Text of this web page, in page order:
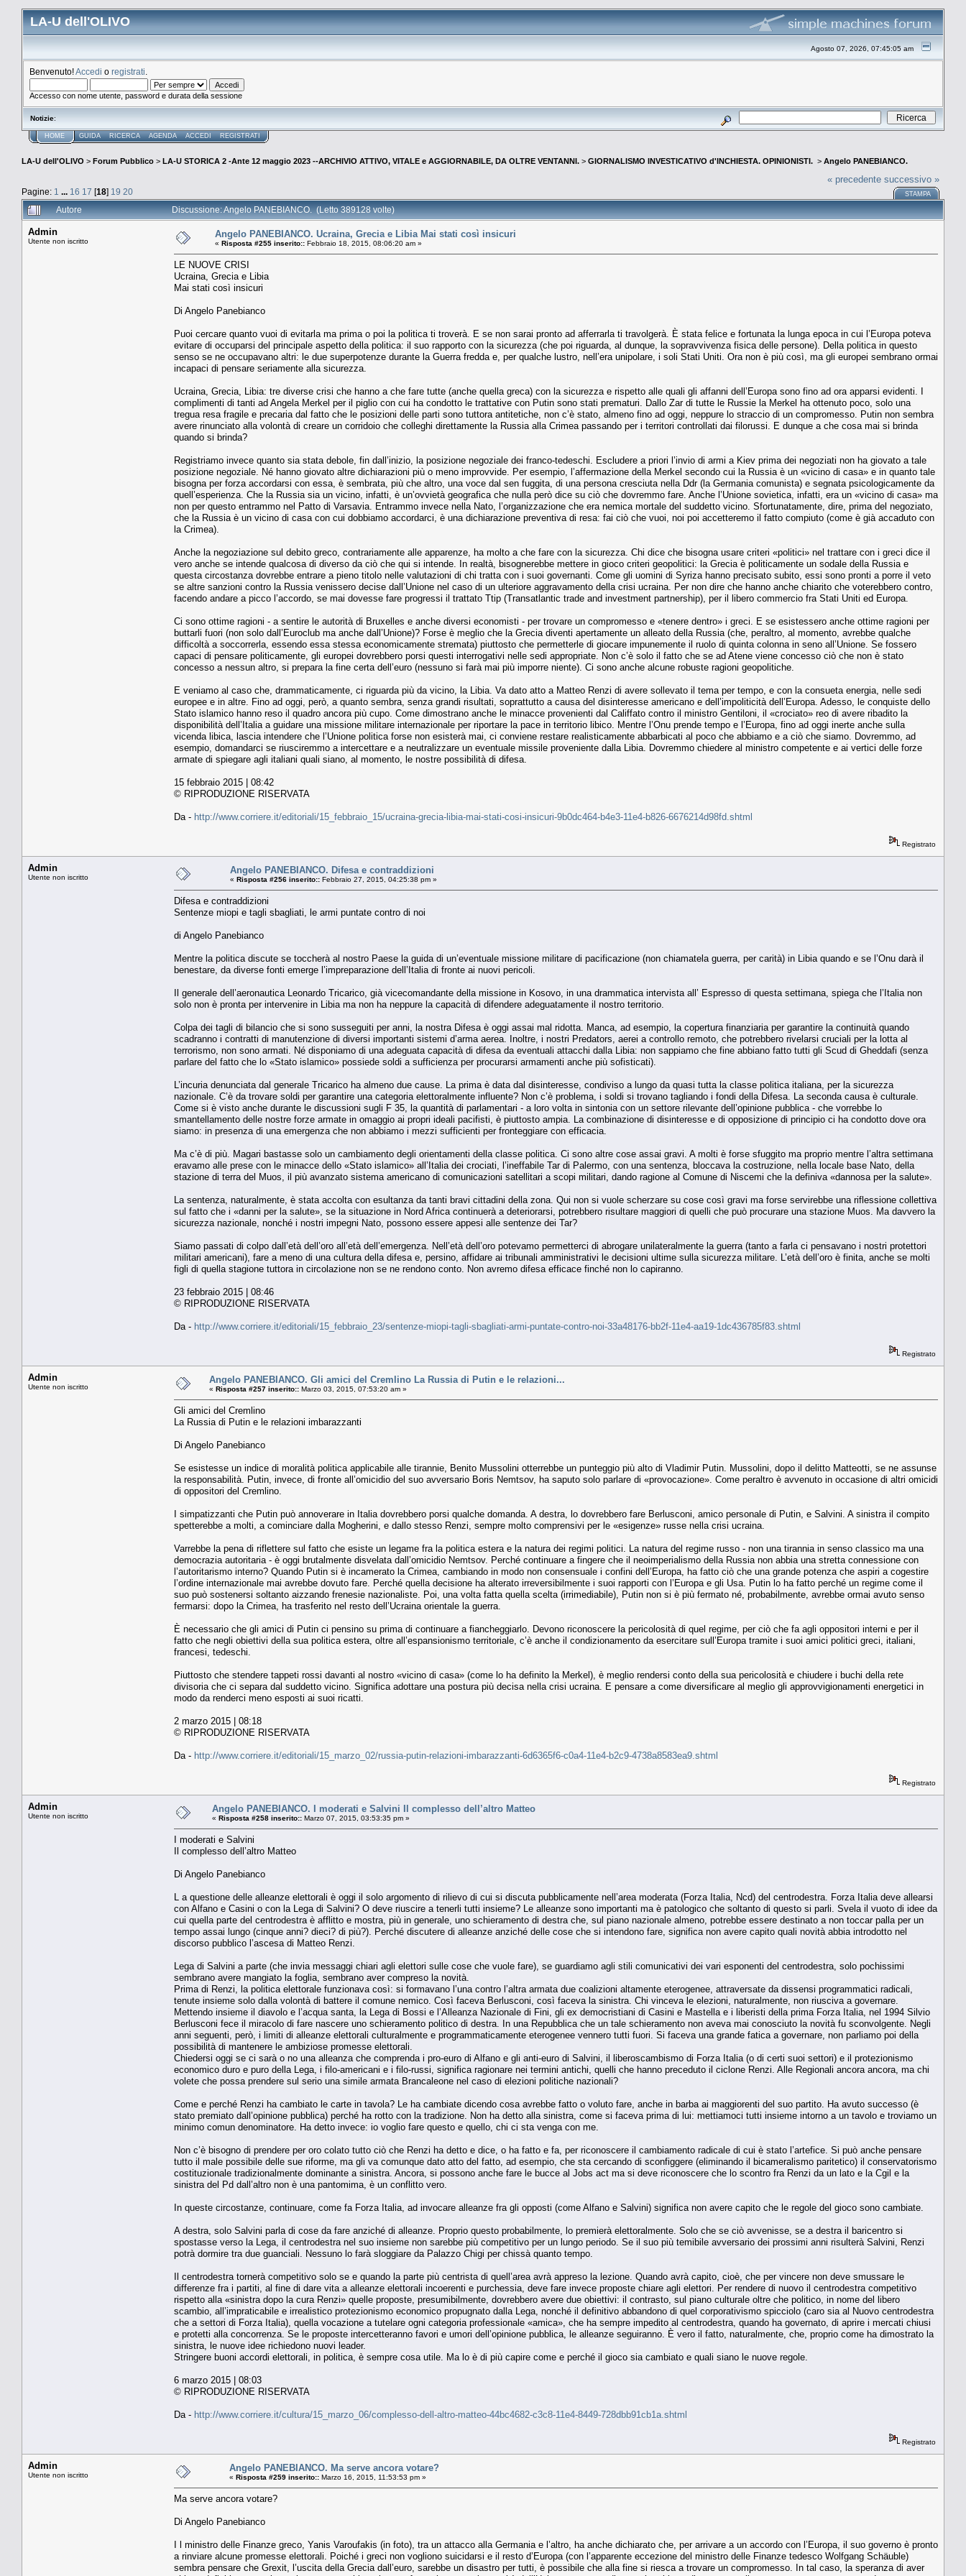
LA-U dell'OLIVO
Agosto 07, 2026, 07:45:05 am
Benvenuto!Accedi o registrati
Accesso con nome utente, password e durata della sessione
Notizie:
HOME GUIDA RICERCA AGENDA ACCEDI REGISTRATI
LA-U dell'OLIVO > Forum Pubblico > LA-U STORICA 2 -Ante 12 maggio 2023 --ARCHIVIO ATTIVO, VITALE e AGGIORNABILE, DA OLTRE VENTANNI. > GIORNALISMO INVESTICATIVO d'INCHIESTA. OPINIONISTI. > Angelo PANEBIANCO.
Pagine: 1 ... 16 17 [18] 19 20
« precedente successivo »
STAMPA
Autore Discussione: Angelo PANEBIANCO. (Letto 389128 volte)
Admin
Utente non iscritto
Angelo PANEBIANCO. Ucraina, Grecia e Libia Mai stati così insicuri
« Risposta #255 inserito:: Febbraio 18, 2015, 08:06:20 am »
LE NUOVE CRISI
Ucraina, Grecia e Libia
Mai stati così insicuri
Di Angelo Panebianco
Puoi cercare quanto vuoi di evitarla ma prima o poi la politica ti troverà. E se non sarai pronto ad afferrarla ti travolgerà. È stata felice e fortunata la lunga epoca in cui l’Europa poteva
evitare di occuparsi del principale aspetto della politica: il suo rapporto con la sicurezza (che poi riguarda, al dunque, la sopravvivenza fisica delle persone). Della politica in questo
senso se ne occupavano altri: le due superpotenze durante la Guerra fredda e, per qualche lustro, nell’era unipolare, i soli Stati Uniti. Ora non è più così, ma gli europei sembrano ormai
incapaci di pensare seriamente alla sicurezza.
Ucraina, Grecia, Libia: tre diverse crisi che hanno a che fare tutte (anche quella greca) con la sicurezza e rispetto alle quali gli affanni dell’Europa sono fino ad ora apparsi evidenti. I
complimenti di tanti ad Angela Merkel per il piglio con cui ha condotto le trattative con Putin sono stati prematuri. Dallo Zar di tutte le Russie la Merkel ha ottenuto poco, solo una
tregua resa fragile e precaria dal fatto che le posizioni delle parti sono tuttora antitetiche, non c’è stato, almeno fino ad oggi, neppure lo straccio di un compromesso. Putin non sembra
avere rinunciato alla volontà di creare un corridoio che colleghi direttamente la Russia alla Crimea passando per i territori controllati dai filorussi. E dunque a che cosa mai si brinda
quando si brinda?
Registriamo invece quanto sia stata debole, fin dall’inizio, la posizione negoziale dei franco-tedeschi. Escludere a priori l’invio di armi a Kiev prima dei negoziati non ha giovato a tale
posizione negoziale. Né hanno giovato altre dichiarazioni più o meno improvvide. Per esempio, l’affermazione della Merkel secondo cui la Russia è un «vicino di casa» e in quanto tale
bisogna per forza accordarsi con essa, è sembrata, più che altro, una voce dal sen fuggita, di una persona cresciuta nella Ddr (la Germania comunista) e segnata psicologicamente da
quell’esperienza. Che la Russia sia un vicino, infatti, è un’ovvietà geografica che nulla però dice su ciò che dovremmo fare. Anche l’Unione sovietica, infatti, era un «vicino di casa» ma
non per questo entrammo nel Patto di Varsavia. Entrammo invece nella Nato, l’organizzazione che era nemica mortale del suddetto vicino. Sfortunatamente, dire, prima del negoziato,
che la Russia è un vicino di casa con cui dobbiamo accordarci, è una dichiarazione preventiva di resa: fai ciò che vuoi, noi poi accetteremo il fatto compiuto (come è già accaduto con
la Crimea).
Anche la negoziazione sul debito greco, contrariamente alle apparenze, ha molto a che fare con la sicurezza. Chi dice che bisogna usare criteri «politici» nel trattare con i greci dice il
vero anche se intende qualcosa di diverso da ciò che qui si intende. In realtà, bisognerebbe mettere in gioco criteri geopolitici: la Grecia è politicamente un sodale della Russia e
questa circostanza dovrebbe entrare a pieno titolo nelle valutazioni di chi tratta con i suoi governanti. Come gli uomini di Syriza hanno precisato subito, essi sono pronti a porre il veto
se altre sanzioni contro la Russia venissero decise dall’Unione nel caso di un ulteriore aggravamento della crisi ucraina. Per non dire che hanno anche chiarito che voterebbero contro,
facendo andare a picco l’accordo, se mai dovesse fare progressi il trattato Ttip (Transatlantic trade and investment partnership), per il libero commercio fra Stati Uniti ed Europa.
Ci sono ottime ragioni - a sentire le autorità di Bruxelles e anche diversi economisti - per trovare un compromesso e «tenere dentro» i greci. E se esistessero anche ottime ragioni per
buttarli fuori (non solo dall’Euroclub ma anche dall’Unione)? Forse è meglio che la Grecia diventi apertamente un alleato della Russia (che, peraltro, al momento, avrebbe qualche
difficoltà a soccorrerla, essendo essa stessa economicamente stremata) piuttosto che permetterle di giocare impunemente il ruolo di quinta colonna in seno all’Unione. Se fossero
capaci di pensare politicamente, gli europei dovrebbero porsi questi interrogativi nelle sedi appropriate. Non c’è solo il fatto che se ad Atene viene concesso ciò che non è stato
concesso a nessun altro, si prepara la fine certa dell’euro (nessuno si farà mai più imporre niente). Ci sono anche alcune robuste ragioni geopolitiche.
E veniamo al caso che, drammaticamente, ci riguarda più da vicino, la Libia. Va dato atto a Matteo Renzi di avere sollevato il tema per tempo, e con la consueta energia, nelle sedi
europee e in altre. Fino ad oggi, però, a quanto sembra, senza grandi risultati, soprattutto a causa del disinteresse americano e dell’impoliticità dell’Europa. Adesso, le conquiste dello
Stato islamico hanno reso il quadro ancora più cupo. Come dimostrano anche le minacce provenienti dal Califfato contro il ministro Gentiloni, il «crociato» reo di avere ribadito la
disponibilità dell’Italia a guidare una missione militare internazionale per riportare la pace in territorio libico. Mentre l’Onu prende tempo e l’Europa, fino ad oggi inerte anche sulla
vicenda libica, lascia intendere che l’Unione politica forse non esisterà mai, ci conviene restare realisticamente abbarbicati al poco che abbiamo e a ciò che siamo. Dovremmo, ad
esempio, domandarci se riusciremmo a intercettare e a neutralizzare un eventuale missile proveniente dalla Libia. Dovremmo chiedere al ministro competente e ai vertici delle forze
armate di spiegare agli italiani quali siano, al momento, le nostre possibilità di difesa.
15 febbraio 2015 | 08:42
© RIPRODUZIONE RISERVATA
Da - http://www.corriere.it/editoriali/15_febbraio_15/ucraina-grecia-libia-mai-stati-cosi-insicuri-9b0dc464-b4e3-11e4-b826-6676214d98fd.shtml
Registrato
Admin
Utente non iscritto
Angelo PANEBIANCO. Difesa e contraddizioni
« Risposta #256 inserito:: Febbraio 27, 2015, 04:25:38 pm »
Difesa e contraddizioni
Sentenze miopi e tagli sbagliati, le armi puntate contro di noi
di Angelo Panebianco
Mentre la politica discute se toccherà al nostro Paese la guida di un’eventuale missione militare di pacificazione (non chiamatela guerra, per carità) in Libia quando e se l’Onu darà il
benestare, da diverse fonti emerge l’impreparazione dell’Italia di fronte ai nuovi pericoli.
Il generale dell’aeronautica Leonardo Tricarico, già vicecomandante della missione in Kosovo, in una drammatica intervista all’ Espresso di questa settimana, spiega che l’Italia non
solo non è pronta per intervenire in Libia ma non ha neppure la capacità di difendere adeguatamente il nostro territorio.
Colpa dei tagli di bilancio che si sono susseguiti per anni, la nostra Difesa è oggi assai mal ridotta. Manca, ad esempio, la copertura finanziaria per garantire la continuità quando
scadranno i contratti di manutenzione di diversi importanti sistemi d’arma aerea. Inoltre, i nostri Predators, aerei a controllo remoto, che potrebbero rivelarsi cruciali per la lotta al
terrorismo, non sono armati. Né disponiamo di una adeguata capacità di difesa da eventuali attacchi dalla Libia: non sappiamo che fine abbiano fatto tutti gli Scud di Gheddafi (senza
parlare del fatto che lo «Stato islamico» possiede soldi a sufficienza per procurarsi armamenti anche più sofisticati).
L’incuria denunciata dal generale Tricarico ha almeno due cause. La prima è data dal disinteresse, condiviso a lungo da quasi tutta la classe politica italiana, per la sicurezza
nazionale. C’è da trovare soldi per garantire una categoria elettoralmente influente? Non c’è problema, i soldi si trovano tagliando i fondi della Difesa. La seconda causa è culturale.
Come si è visto anche durante le discussioni sugli F 35, la quantità di parlamentari - a loro volta in sintonia con un settore rilevante dell’opinione pubblica - che vorrebbe lo
smantellamento delle nostre forze armate in omaggio ai propri ideali pacifisti, è piuttosto ampia. La combinazione di disinteresse e di opposizione di principio ci ha condotto dove ora
siamo: in presenza di una emergenza che non abbiamo i mezzi sufficienti per fronteggiare con efficacia.
Ma c’è di più. Magari bastasse solo un cambiamento degli orientamenti della classe politica. Ci sono altre cose assai gravi. A molti è forse sfuggito ma proprio mentre l’altra settimana
eravamo alle prese con le minacce dello «Stato islamico» all’Italia dei crociati, l’ineffabile Tar di Palermo, con una sentenza, bloccava la costruzione, nella locale base Nato, della
stazione di terra del Muos, il più avanzato sistema americano di comunicazioni satellitari a scopi militari, dando ragione al Comune di Niscemi che la definiva «dannosa per la salute».
La sentenza, naturalmente, è stata accolta con esultanza da tanti bravi cittadini della zona. Qui non si vuole scherzare su cose così gravi ma forse servirebbe una riflessione collettiva
sul fatto che i «danni per la salute», se la situazione in Nord Africa continuerà a deteriorarsi, potrebbero risultare maggiori di quelli che può procurare una stazione Muos. Ma davvero la
sicurezza nazionale, nonché i nostri impegni Nato, possono essere appesi alle sentenze dei Tar?
Siamo passati di colpo dall’età dell’oro all’età dell’emergenza. Nell’età dell’oro potevamo permetterci di abrogare unilateralmente la guerra (tanto a farla ci pensavano i nostri protettori
militari americani), fare a meno di una cultura della difesa e, persino, affidare ai tribunali amministrativi le decisioni ultime sulla sicurezza militare. L’età dell’oro è finita, anche se molti
figli di quella stagione tuttora in circolazione non se ne rendono conto. Non avremo difesa efficace finché non lo capiranno.
23 febbraio 2015 | 08:46
© RIPRODUZIONE RISERVATA
Da - http://www.corriere.it/editoriali/15_febbraio_23/sentenze-miopi-tagli-sbagliati-armi-puntate-contro-noi-33a48176-bb2f-11e4-aa19-1dc436785f83.shtml
Registrato
Admin
Utente non iscritto
Angelo PANEBIANCO. Gli amici del Cremlino La Russia di Putin e le relazioni...
« Risposta #257 inserito:: Marzo 03, 2015, 07:53:20 am »
Gli amici del Cremlino
La Russia di Putin e le relazioni imbarazzanti
Di Angelo Panebianco
Se esistesse un indice di moralità politica applicabile alle tirannie, Benito Mussolini otterrebbe un punteggio più alto di Vladimir Putin. Mussolini, dopo il delitto Matteotti, se ne assunse
la responsabilità. Putin, invece, di fronte all’omicidio del suo avversario Boris Nemtsov, ha saputo solo parlare di «provocazione». Come peraltro è avvenuto in occasione di altri omicidi
di oppositori del Cremlino.
I simpatizzanti che Putin può annoverare in Italia dovrebbero porsi qualche domanda. A destra, lo dovrebbero fare Berlusconi, amico personale di Putin, e Salvini. A sinistra il compito
spetterebbe a molti, a cominciare dalla Mogherini, e dallo stesso Renzi, sempre molto comprensivi per le «esigenze» russe nella crisi ucraina.
Varrebbe la pena di riflettere sul fatto che esiste un legame fra la politica estera e la natura dei regimi politici. La natura del regime russo - non una tirannia in senso classico ma una
democrazia autoritaria - è oggi brutalmente disvelata dall’omicidio Nemtsov. Perché continuare a fingere che il neoimperialismo della Russia non abbia una stretta connessione con
l’autoritarismo interno? Quando Putin si è incamerato la Crimea, cambiando in modo non consensuale i confini dell’Europa, ha fatto ciò che una grande potenza che aspiri a cogestire
l’ordine internazionale mai avrebbe dovuto fare. Perché quella decisione ha alterato irreversibilmente i suoi rapporti con l’Europa e gli Usa. Putin lo ha fatto perché un regime come il
suo può sostenersi soltanto aizzando frenesie nazionaliste. Poi, una volta fatta quella scelta (irrimediabile), Putin non si è più fermato né, probabilmente, avrebbe ormai avuto senso
fermarsi: dopo la Crimea, ha trasferito nel resto dell’Ucraina orientale la guerra.
È necessario che gli amici di Putin ci pensino su prima di continuare a fiancheggiarlo. Devono riconoscere la pericolosità di quel regime, per ciò che fa agli oppositori interni e per il
fatto che negli obiettivi della sua politica estera, oltre all’espansionismo territoriale, c’è anche il condizionamento da esercitare sull’Europa tramite i suoi amici politici greci, italiani,
francesi, tedeschi.
Piuttosto che stendere tappeti rossi davanti al nostro «vicino di casa» (come lo ha definito la Merkel), è meglio rendersi conto della sua pericolosità e chiudere i buchi della rete
divisoria che ci separa dal suddetto vicino. Significa adottare una postura più decisa nella crisi ucraina. E pensare a come diversificare al meglio gli approvvigionamenti energetici in
modo da renderci meno esposti ai suoi ricatti.
2 marzo 2015 | 08:18
© RIPRODUZIONE RISERVATA
Da - http://www.corriere.it/editoriali/15_marzo_02/russia-putin-relazioni-imbarazzanti-6d6365f6-c0a4-11e4-b2c9-4738a8583ea9.shtml
Registrato
Admin
Utente non iscritto
Angelo PANEBIANCO. I moderati e Salvini Il complesso dell’altro Matteo
« Risposta #258 inserito:: Marzo 07, 2015, 03:53:35 pm »
I moderati e Salvini
Il complesso dell’altro Matteo
Di Angelo Panebianco
L a questione delle alleanze elettorali è oggi il solo argomento di rilievo di cui si discuta pubblicamente nell’area moderata (Forza Italia, Ncd) del centrodestra. Forza Italia deve allearsi
con Alfano e Casini o con la Lega di Salvini? O deve riuscire a tenerli tutti insieme? Le alleanze sono importanti ma è patologico che soltanto di questo si parli. Svela il vuoto di idee da
cui quella parte del centrodestra è afflitto e mostra, più in generale, uno schieramento di destra che, sul piano nazionale almeno, potrebbe essere destinato a non toccar palla per un
tempo assai lungo (cinque anni? dieci? di più?). Perché discutere di alleanze anziché delle cose che si intendono fare, significa non avere capito quali novità abbia introdotto nel
discorso pubblico l’ascesa di Matteo Renzi.
Lega di Salvini a parte (che invia messaggi chiari agli elettori sulle cose che vuole fare), se guardiamo agli stili comunicativi dei vari esponenti del centrodestra, solo pochissimi
sembrano avere mangiato la foglia, sembrano aver compreso la novità.
Prima di Renzi, la politica elettorale funzionava così: si formavano l’una contro l’altra armata due coalizioni altamente eterogenee, attraversate da dissensi programmatici radicali,
tenute insieme solo dalla volontà di battere il comune nemico. Così faceva Berlusconi, così faceva la sinistra. Chi vinceva le elezioni, naturalmente, non riusciva a governare.
Mettendo insieme il diavolo e l’acqua santa, la Lega di Bossi e l’Alleanza Nazionale di Fini, gli ex democristiani di Casini e Mastella e i liberisti della prima Forza Italia, nel 1994 Silvio
Berlusconi fece il miracolo di fare nascere uno schieramento politico di destra. In una Repubblica che un tale schieramento non aveva mai conosciuto la novità fu sconvolgente. Negli
anni seguenti, però, i limiti di alleanze elettorali culturalmente e programmaticamente eterogenee vennero tutti fuori. Si faceva una grande fatica a governare, non parliamo poi della
possibilità di mantenere le ambiziose promesse elettorali.
Chiedersi oggi se ci sarà o no una alleanza che comprenda i pro-euro di Alfano e gli anti-euro di Salvini, il liberoscambismo di Forza Italia (o di certi suoi settori) e il protezionismo
economico duro e puro della Lega, i filo-americani e i filo-russi, significa ragionare nei termini antichi, quelli che hanno preceduto il ciclone Renzi. Alle Regionali ancora ancora, ma chi
volete che possa prendere sul serio una simile armata Brancaleone nel caso di elezioni politiche nazionali?
Come e perché Renzi ha cambiato le carte in tavola? Le ha cambiate dicendo cosa avrebbe fatto o voluto fare, anche in barba ai maggiorenti del suo partito. Ha avuto successo (è
stato premiato dall’opinione pubblica) perché ha rotto con la tradizione. Non ha detto alla sinistra, come si faceva prima di lui: mettiamoci tutti insieme intorno a un tavolo e troviamo un
minimo comun denominatore. Ha detto invece: io voglio fare questo e quello, chi ci sta venga con me.
Non c’è bisogno di prendere per oro colato tutto ciò che Renzi ha detto e dice, o ha fatto e fa, per riconoscere il cambiamento radicale di cui è stato l’artefice. Si può anche pensare
tutto il male possibile delle sue riforme, ma gli va comunque dato atto del fatto, ad esempio, che sta cercando di sconfiggere (eliminando il bicameralismo paritetico) il conservatorismo
costituzionale tradizionalmente dominante a sinistra. Ancora, si possono anche fare le bucce al Jobs act ma si deve riconoscere che lo scontro fra Renzi da un lato e la Cgil e la
sinistra del Pd dall’altro non è una pantomima, è un conflitto vero.
In queste circostanze, continuare, come fa Forza Italia, ad invocare alleanze fra gli opposti (come Alfano e Salvini) significa non avere capito che le regole del gioco sono cambiate.
A destra, solo Salvini parla di cose da fare anziché di alleanze. Proprio questo probabilmente, lo premierà elettoralmente. Solo che se ciò avvenisse, se a destra il baricentro si
spostasse verso la Lega, il centrodestra nel suo insieme non sarebbe più competitivo per un lungo periodo. Se il suo più temibile avversario dei prossimi anni risulterà Salvini, Renzi
potrà dormire tra due guanciali. Nessuno lo farà sloggiare da Palazzo Chigi per chissà quanto tempo.
Il centrodestra tornerà competitivo solo se e quando la parte più centrista di quell’area avrà appreso la lezione. Quando avrà capito, cioè, che per vincere non deve smussare le
differenze fra i partiti, al fine di dare vita a alleanze elettorali incoerenti e purchessia, deve fare invece proposte chiare agli elettori. Per rendere di nuovo il centrodestra competitivo
rispetto alla «sinistra dopo la cura Renzi» quelle proposte, presumibilmente, dovrebbero avere due obiettivi: il contrasto, sul piano culturale oltre che politico, in nome del libero
scambio, all’impraticabile e irrealistico protezionismo economico propugnato dalla Lega, nonché il definitivo abbandono di quel corporativismo spicciolo (caro sia al Nuovo centrodestra
che a settori di Forza Italia), quella vocazione a tutelare ogni categoria professionale «amica», che ha sempre impedito al centrodestra, quando ha governato, di aprire i mercati chiusi
e protetti alla concorrenza. Se le proposte intercetteranno favori e umori dell’opinione pubblica, le alleanze seguiranno. È vero il fatto, naturalmente, che, proprio come ha dimostrato la
sinistra, le nuove idee richiedono nuovi leader.
Stringere buoni accordi elettorali, in politica, è sempre cosa utile. Ma lo è di più capire come e perché il gioco sia cambiato e quali siano le nuove regole.
6 marzo 2015 | 08:03
© RIPRODUZIONE RISERVATA
Da - http://www.corriere.it/cultura/15_marzo_06/complesso-dell-altro-matteo-44bc4682-c3c8-11e4-8449-728dbb91cb1a.shtml
Registrato
Admin
Utente non iscritto
Angelo PANEBIANCO. Ma serve ancora votare?
« Risposta #259 inserito:: Marzo 16, 2015, 11:53:53 pm »
Ma serve ancora votare?
Di Angelo Panebianco
I l ministro delle Finanze greco, Yanis Varoufakis (in foto), tra un attacco alla Germania e l’altro, ha anche dichiarato che, per arrivare a un accordo con l’Europa, il suo governo è pronto
a rinviare alcune promesse elettorali. Poiché i greci non vogliono suicidarsi e il resto d’Europa (con l’apparente eccezione del ministro delle Finanze tedesco Wolfgang Schäuble)
sembra pensare che Grexit, l’uscita della Grecia dall’euro, sarebbe un disastro per tutti, è possibile che alla fine si riesca a trovare un compromesso. In tal caso, la speranza di aver